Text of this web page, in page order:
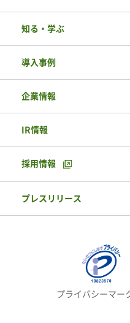
知る・学ぶ
導入事例
企業情報
IR情報
採用情報
プレスリリース
プライバシーマー